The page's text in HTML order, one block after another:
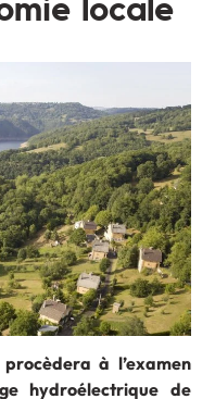
locale
à l’examen
hydroélectrique de